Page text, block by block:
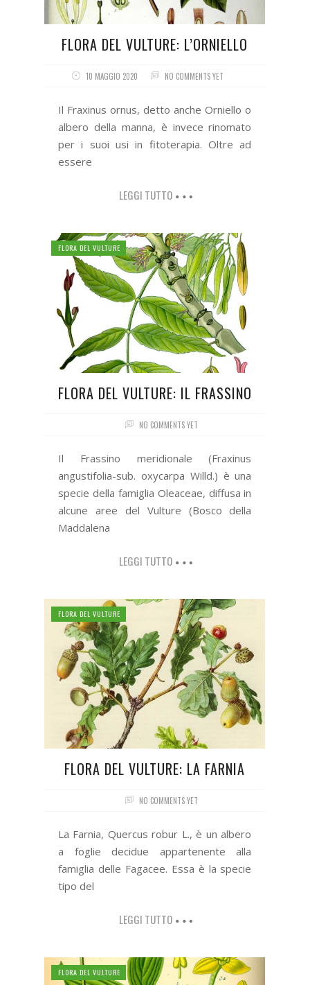
FLORA DEL VULTURE: L’ORNIELLO
10 MAGGIO 2020 NO COMMENTS YET
Il Fraxinus ornus, detto anche Orniello o
albero della manna, è invece rinomato
per i suoi usi in fitoterapia. Oltre ad
essere
LEGGI TUTTO
FLORA DEL VULTURE
FLORA DEL VULTURE: IL FRASSINO
NO COMMENTS YET
Il Frassino meridionale (Fraxinus
angustifolia-sub. oxycarpa Willd.) è una
specie della famiglia Oleaceae, diffusa in
alcune aree del Vulture (Bosco della
Maddalena
LEGGI TUTTO
FLORA DEL VULTURE
FLORA DEL VULTURE: LA FARNIA
NO COMMENTS YET
La Farnia, Quercus robur L., è un albero
a foglie decidue appartenente alla
famiglia delle Fagacee. Essa è la specie
tipo del
LEGGI TUTTO
FLORA DEL VULTURE